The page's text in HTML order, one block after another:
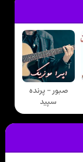
صبور - پرنده
سپید